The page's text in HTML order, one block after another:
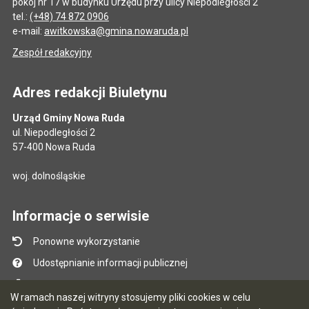
W ramach naszej witryny stosujemy pliki cookies w celu
tel.: (+48) 74 872 0906
e-mail: awitkowska@gmina.nowaruda.pl
Zespół redakcyjny
Adres redakcji Biuletynu
Urząd Gminy Nowa Ruda
ul. Niepodległości 2
57-400 Nowa Ruda
woj. dolnośląskie
Informacje o serwisie
Ponowne wykorzystanie
Udostępnianie informacji publicznej
Instrukcja obsługi